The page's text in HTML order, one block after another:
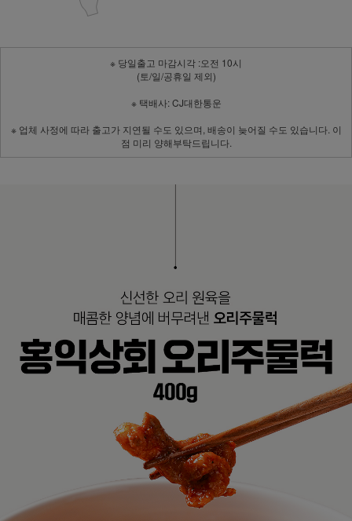
※ 당일출고 마감시각 :오전 10시
(토/일/공휴일 제외)
※ 택배사: CJ대한통운
※ 업체 사정에 따라 출고가 지연될 수도 있으며, 배송이 늦어질 수도 있습니다. 이
점 미리 양해부탁드립니다.